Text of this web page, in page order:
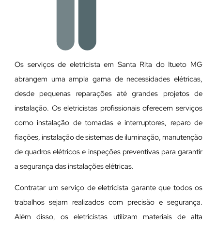
Os serviços de eletricista em Santa Rita do Itueto MG
abrangem uma ampla gama de necessidades elétricas,
desde pequenas reparações até grandes projetos de
instalação. Os eletricistas profissionais oferecem serviços
como instalação de tomadas e interruptores, reparo de
fiações, instalação de sistemas de iluminação, manutenção
de quadros elétricos e inspeções preventivas para garantir
a segurança das instalações elétricas.
Contratar um serviço de eletricista garante que todos os
trabalhos sejam realizados com precisão e segurança.
Além disso, os eletricistas utilizam materiais de alta